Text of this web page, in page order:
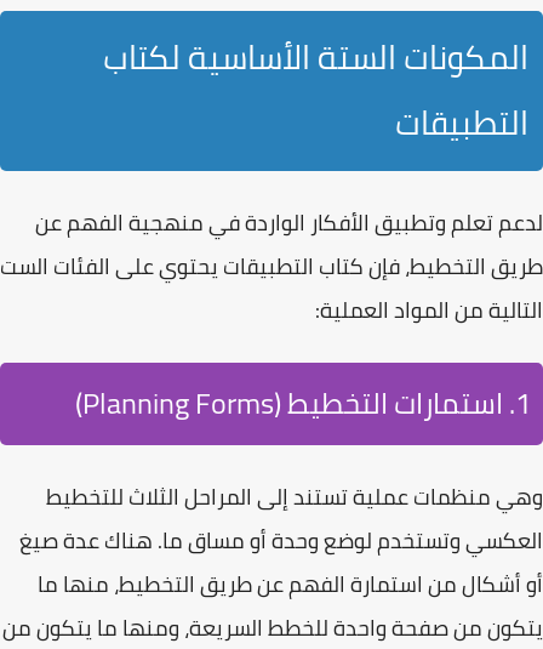
المكونات الستة الأساسية لكتاب
التطبيقات
لدعم تعلم وتطبيق الأفكار الواردة في منهجيةالفهم عن
طريق التخطيط، فإن كتاب التطبيقات يحتوي على الفئات الست
التالية من المواد العملية:
1. استمارات التخطيط (Planning Forms)
وهي منظمات عملية تستند إلىالمراحل الثلاث للتخطيط
العكسيوتستخدم لوضع وحدة أو مساق ما. هناك عدة صيغ
أو أشكال من استمارة الفهم عن طريق التخطيط، منها ما
يتكون من صفحة واحدة للخطط السريعة، ومنها ما يتكون من